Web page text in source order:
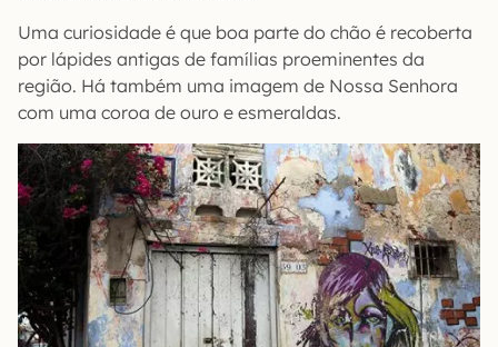
Uma curiosidade é que boa parte do chão é recoberta
por lápides antigas de famílias proeminentes da
região. Há também uma imagem de Nossa Senhora
com uma coroa de ouro e esmeraldas.